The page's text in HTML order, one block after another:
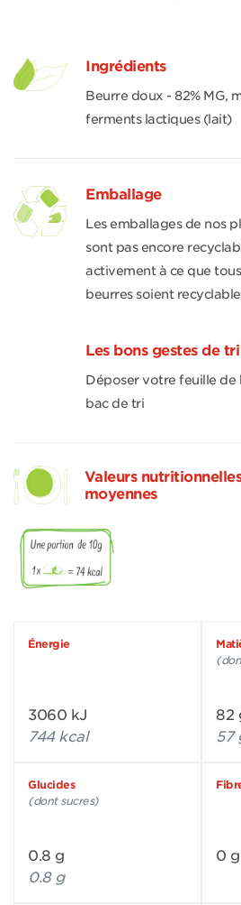
Ingrédients
Beurre doux - 82% MG,
ferments lactiques (lait)
Emballage
Les emballages de nos
sont pas encore
activement à ce que
beurres soient
Les bons gestes de tri
Déposer votre feuille de
bac de tri
Valeurs nutritionnelles
moyennes
Énergie
3060 kJ
744 kcal
82
57
Glucides
(dont sucres)
0.8 g
0.8 g
0 g